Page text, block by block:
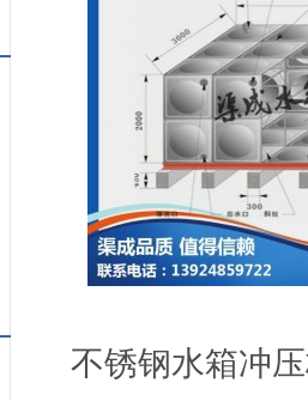
不锈钢水箱冲